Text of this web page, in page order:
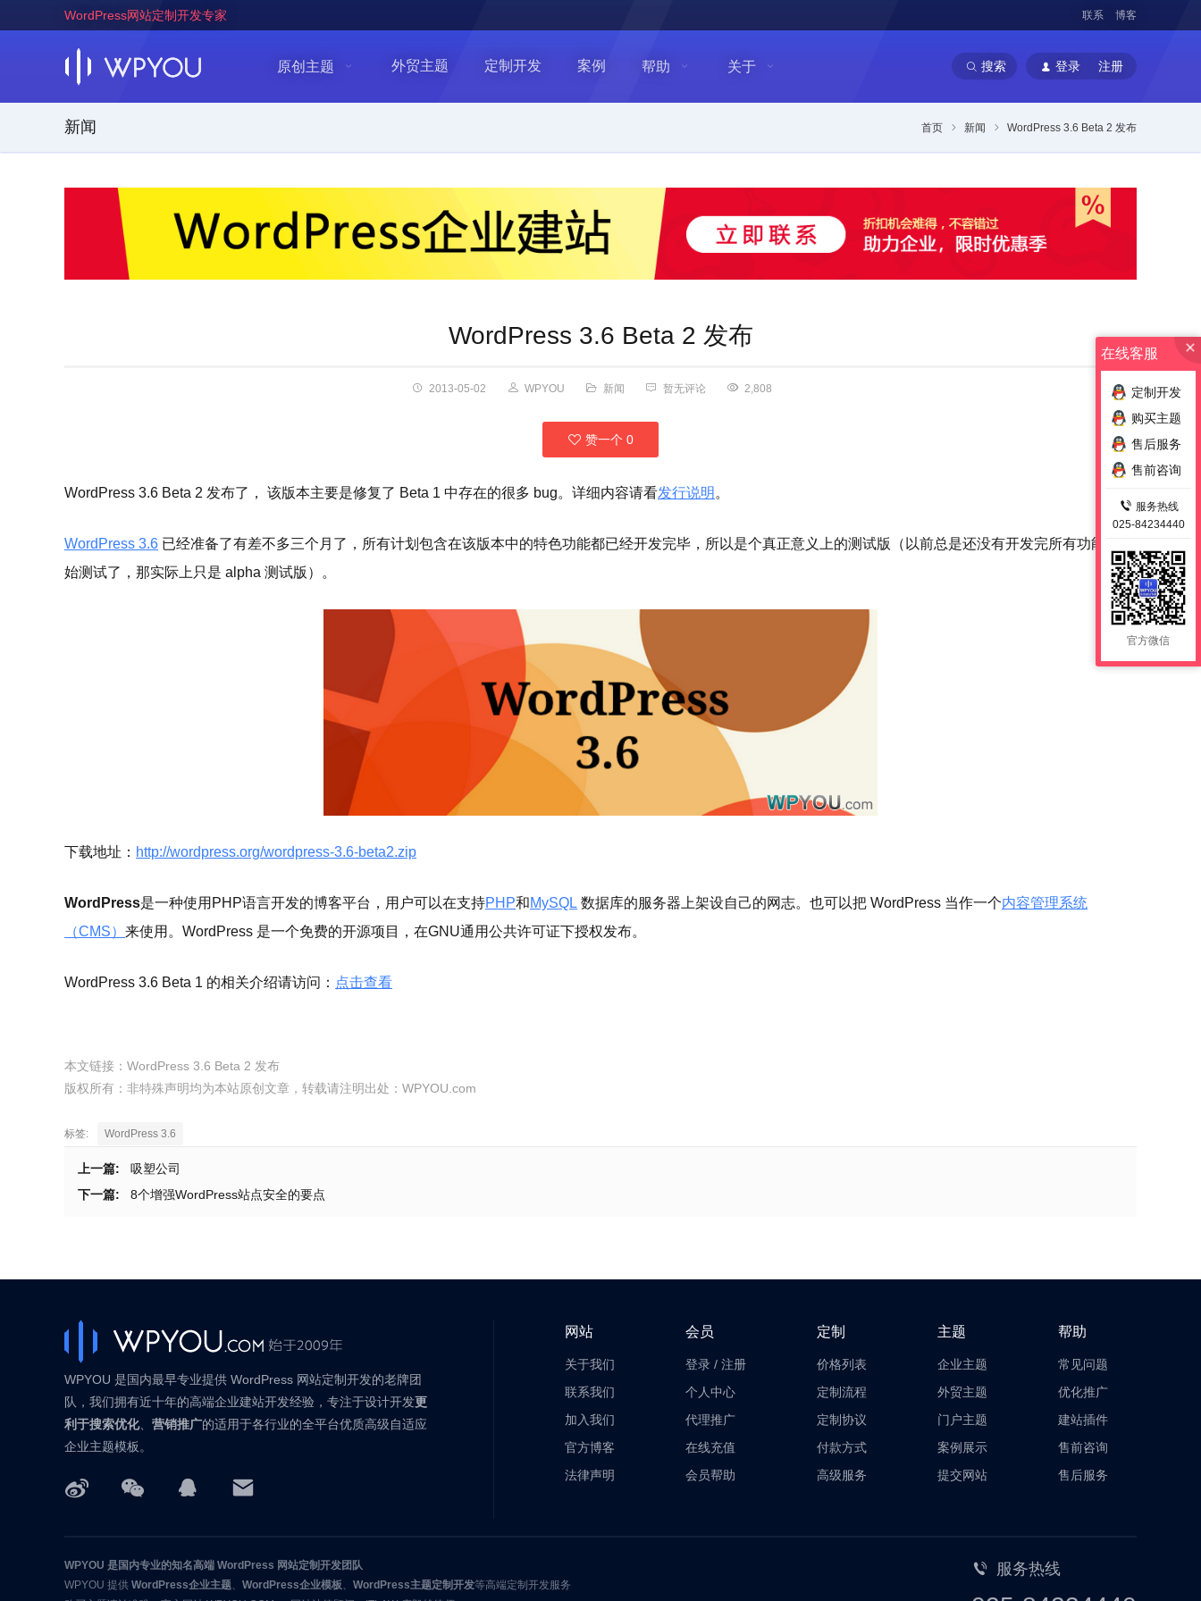
WordPress网站定制开发专家 联系 博客
原创主题 外贸主题 定制开发 案例 帮助 关于 搜索 登录 注册
新闻 首页 新闻 WordPress 3.6 Beta 2 发布
WordPress 3.6 Beta 2 发布
2013-05-02 WPYOU 新闻 暂无评论 2,808
赞一个 0
WordPress 3.6 Beta 2 发布了， 该版本主要是修复了 Beta 1 中存在的很多 bug。详细内容请看发行说明 。
WordPress 3.6 已经准备了有差不多三个月了，所有计划包含在该版本中的特色功能都已经开发完毕，所以是个真正意义上的测试版（以前总是还没有开发完所有功能就开
始测试了，那实际上只是 alpha 测试版）。
下载地址： http://wordpress.org/wordpress-3.6-beta2.zip
WordPress是一种使用PHP语言开发的博客平台，用户可以在支持PHP和MySQL 数据库的服务器上架设自己的网志。也可以把 WordPress 当作一个内容管理系统
（CMS） 来使用。WordPress 是一个免费的开源项目，在GNU通用公共许可证下授权发布。
WordPress 3.6 Beta 1 的相关介绍请访问： 点击查看
本文链接： WordPress 3.6 Beta 2 发布
版权所有：非特殊声明均为本站原创文章，转载请注明出处： WPYOU.com
标签: WordPress 3.6
上一篇:
吸塑公司
下一篇:
8个增强WordPress站点安全的要点
WPYOU 是国内最早专业提供 WordPress 网站定制开发的老牌团
队，我们拥有近十年的高端企业建站开发经验，专注于设计开发更
利于搜索优化、 营销推广的适用于各行业的全平台优质高级自适应
企业主题模板。
网站
关于我们
联系我们
加入我们
官方博客
法律声明
会员
登录 /注册
个人中心
代理推广
在线充值
会员帮助
定制
价格列表
定制流程
定制协议
付款方式
高级服务
主题
企业主题
外贸主题
门户主题
案例展示
提交网站
帮助
常见问题
优化推广
建站插件
售前咨询
售后服务
WPYOU 是国内专业的知名高端 WordPress 网站定制开发团队
WPYOU 提供 WordPress企业主题 WordPress企业模板 WordPress主题定制开发等高端定制开发服务
服务热线
在线客服
定制开发
购买主题
售后服务
售前咨询
服务热线
025-84234440
官方微信